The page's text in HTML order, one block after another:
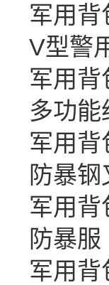
军用背
V型警
军用背
多功能
军用背
防暴钢
军用背
防暴服
军用背